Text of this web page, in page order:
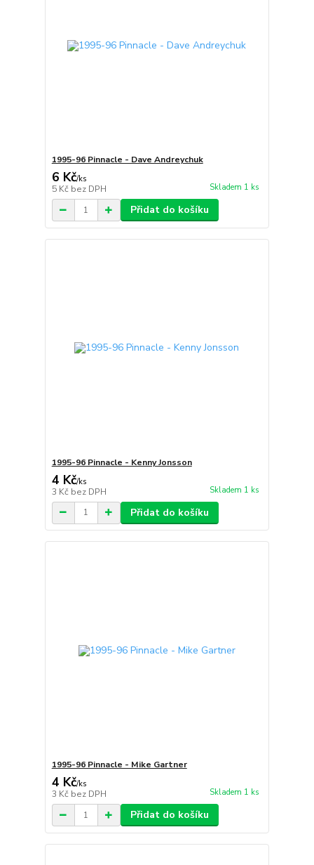
1995-96 Pinnacle - Dave Andreychuk
6 Kč/ks
5 Kč bez DPH Skladem 1 ks
Přidat do košíku
1995-96 Pinnacle - Kenny Jonsson
4 Kč/ks
3 Kč bez DPH Skladem 1 ks
Přidat do košíku
1995-96 Pinnacle - Mike Gartner
4 Kč/ks
3 Kč bez DPH Skladem 1 ks
Přidat do košíku